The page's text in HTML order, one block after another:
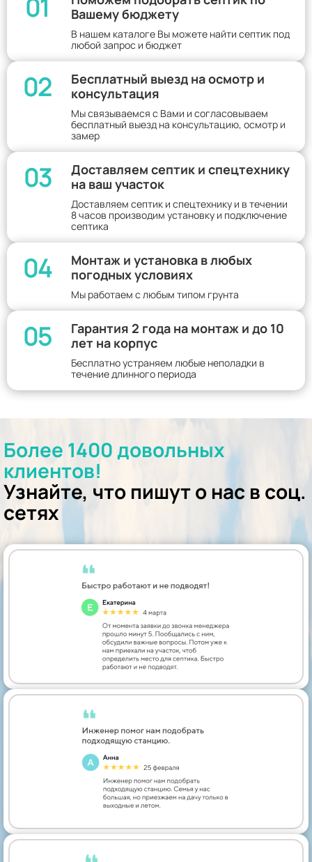
01
Вашему бюджету
В нашем каталоге Вы можете найти септик под
любой запрос и бюджет
02
Бесплатный выезд на осмотр и
консультация
Мы связываемся с Вами и согласовываем
бесплатный выезд на консультацию, осмотр и
замер
03
Доставляем септик и спецтехнику
на ваш участок
Доставляем септик и спецтехнику и в течении
8 часов производим установку и подключение
септика
04
Монтаж и установка в любых
погодных условиях
Мы работаем с любым типом грунта
05
Гарантия 2 года на монтаж и до 10
лет на корпус
Бесплатно устраняем любые неполадки в
течение длинного периода
Более 1400 довольных
клиентов!
Узнайте, что пишут о нас в соц.
сетях